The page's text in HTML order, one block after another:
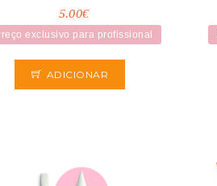
5.00€
exclusivo para profissional
ADICIONAR